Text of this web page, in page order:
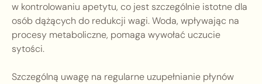
w kontrolowaniu apetytu, co jest szczególnie istotne dla
osób dążących do redukcji wagi. Woda, wpływając na
procesy metaboliczne, pomaga wywołać uczucie
sytości.
Szczególną uwagę na regularne uzupełnianie płynów